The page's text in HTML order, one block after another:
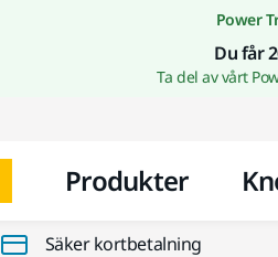
Power
Du får
Ta del av vårt
Produkter
Säker kortbetalning